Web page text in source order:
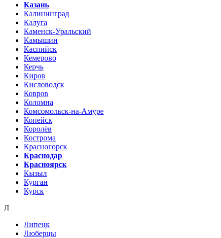
Казань
Калининград
Калуга
Каменск-Уральский
Камышин
Каспийск
Кемерово
Керчь
Киров
Кисловодск
Ковров
Коломна
Комсомольск-на-Амуре
Копейск
Королёв
Кострома
Красногорск
Краснодар
Красноярск
Кызыл
Курган
Курск
Л
Липецк
Люберцы